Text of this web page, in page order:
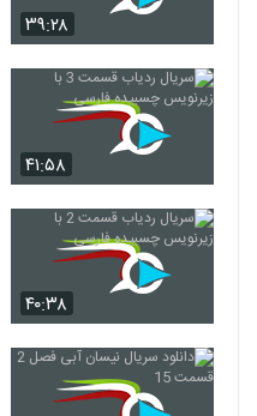
۳۹:۲۸
۴۱:۵۸
۴۰:۳۸